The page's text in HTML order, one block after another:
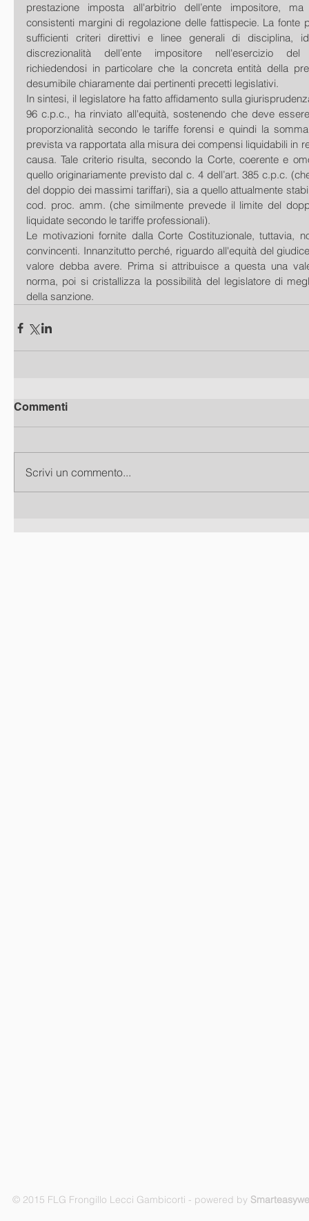
prestazione imposta all'arbitrio dell’ente impositore,
consistenti margini di regolazione delle fattispecie. La fonte
sufficienti criteri direttivi e linee generali di disciplina,
discrezionalità dell’ente impositore nell'esercizio
richiedendosi in particolare che la concreta entità della
desumibile chiaramente dai pertinenti precetti legislativi.
In sintesi, il legislatore ha fatto affidamento sulla
96 c.p.c., ha rinviato all'equità, sostenendo che deve
proporzionalità secondo le tariffe forensi e quindi la
prevista va rapportata alla misura dei compensi liquidabili in
causa. Tale criterio risulta, secondo la Corte, coerente e
quello originariamente previsto dal c. 4 dell’art. 385 c.p.c.
del doppio dei massimi tariffari), sia a quello attualmente
cod. proc. amm. (che similmente prevede il limite del
liquidate secondo le tariffe professionali).
Le motivazioni fornite dalla Corte Costituzionale, tuttavia,
convincenti. Innanzitutto perché, riguardo all'equità del
valore debba avere. Prima si attribuisce a questa una
norma, poi si cristallizza la possibilità del legislatore di
della sanzione.
Commenti
Scrivi un commento...
© 2015 FLG Frongillo Lecci Gambicorti - powered by